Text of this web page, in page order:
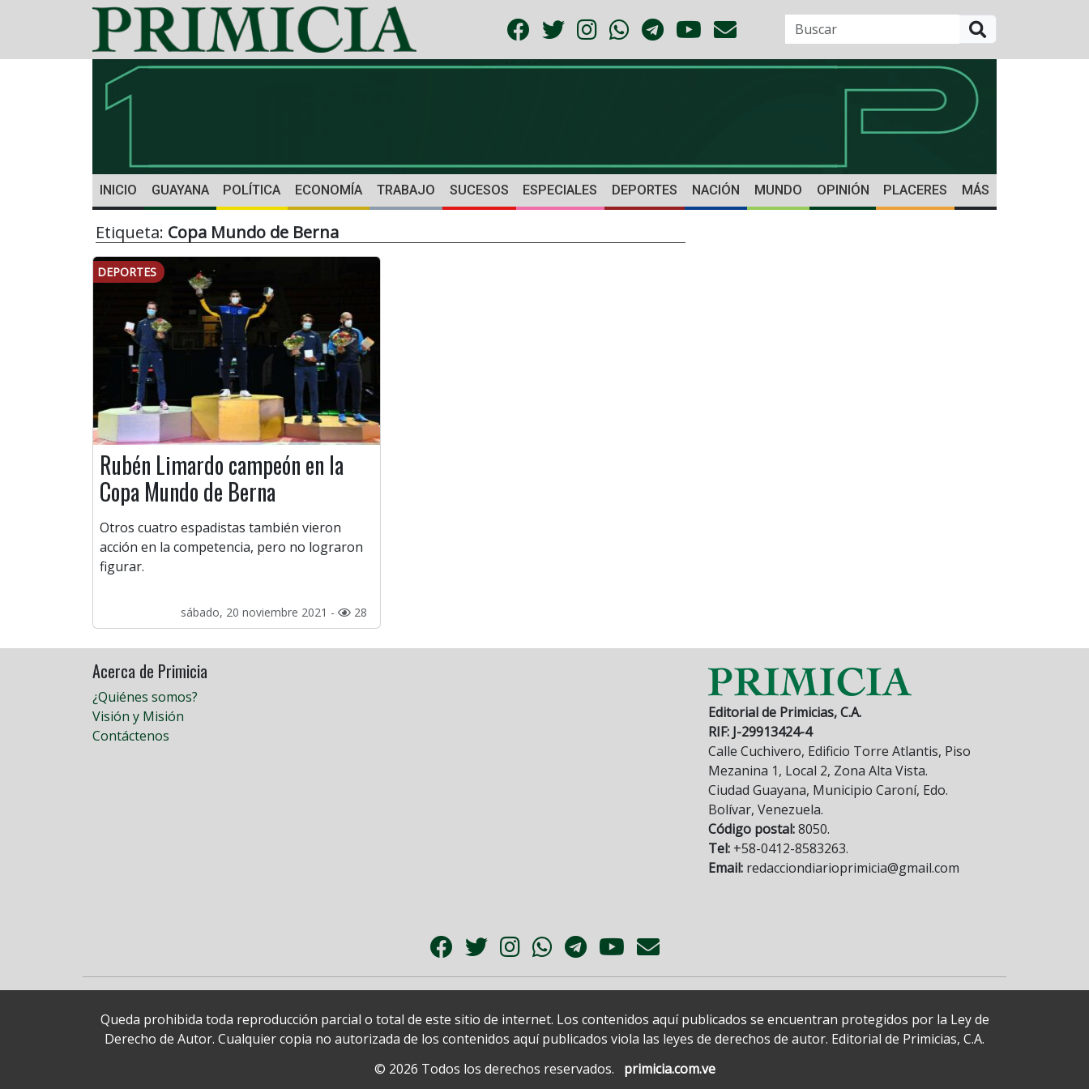
INICIO GUAYANA POLÍTICA ECONOMÍA TRABAJO SUCESOS ESPECIALES DEPORTES NACIÓN MUNDO OPINIÓN PLACERES MÁS
Etiqueta: Copa Mundo de Berna
DEPORTES
Rubén Limardo campeón en la
Copa Mundo de Berna
Otros cuatro espadistas también vieron
acción en la competencia, pero no lograron
figurar.
sábado, 20 noviembre 2021 - 28
Acerca de Primicia
¿Quiénes somos?
Visión y Misión
Contáctenos
Editorial de Primicias, C.A.
RIF: J-29913424-4
Calle Cuchivero, Edificio Torre Atlantis, Piso
Mezanina 1, Local 2, Zona Alta Vista.
Ciudad Guayana, Municipio Caroní, Edo.
Bolívar, Venezuela.
Código postal:8050.
Tel: +58-0412-8583263.
Email: redacciondiarioprimicia@gmail.com
Queda prohibida toda reproducción parcial o total de este sitio de internet. Los contenidos aquí publicados se encuentran protegidos por la Ley de
Derecho de Autor. Cualquier copia no autorizada de los contenidos aquí publicados viola las leyes de derechos de autor. Editorial de Primicias, C.A.
© 2026 Todos los derechos reservados.
primicia.com.ve